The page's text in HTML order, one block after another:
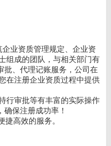
业资质管理规定、企业资
组成的团队，与相关部门有
批、代理记账服务，公司在
在注册企业资质过程中提供
行审批等有丰富的实际操作
保注册成功率！
高效的服务。